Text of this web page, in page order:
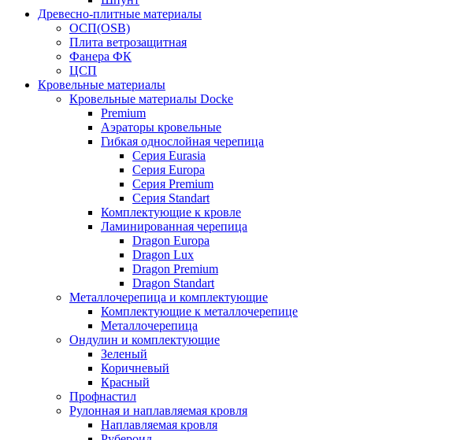
Древесно-плитные материалы
ОСП(OSB)
Плита ветрозащитная
Фанера ФК
ЦСП
Кровельные материалы
Кровельные материалы Docke
Premium
Аэраторы кровельные
Гибкая однослойная черепица
Серия Eurasia
Серия Europa
Серия Premium
Серия Standart
Комплектующие к кровле
Ламинированная черепица
Dragon Europa
Dragon Lux
Dragon Premium
Dragon Standart
Металлочерепица и комплектующие
Комплектующие к металлочерепице
Металлочерепица
Ондулин и комплектующие
Зеленый
Коричневый
Красный
Профнастил
Рулонная и наплавляемая кровля
Наплавляемая кровля